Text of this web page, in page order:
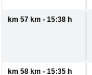
km 57 km - 15:38 h
km 58 km - 15:35 h